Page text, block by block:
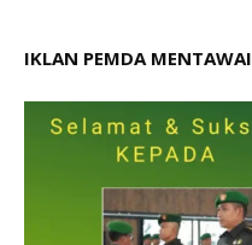
IKLAN PEMDA MENTAWAI